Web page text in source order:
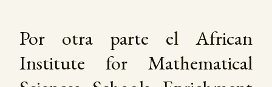
Por otra parte el African
Institute for Mathematical